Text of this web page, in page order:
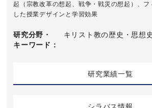
起（宗教改革の想起、戦争・戦災の想起）、フ
した授業デザインと学習効果
研究分野・
キーワード
キリスト教の歴史・思想
研究業績一覧